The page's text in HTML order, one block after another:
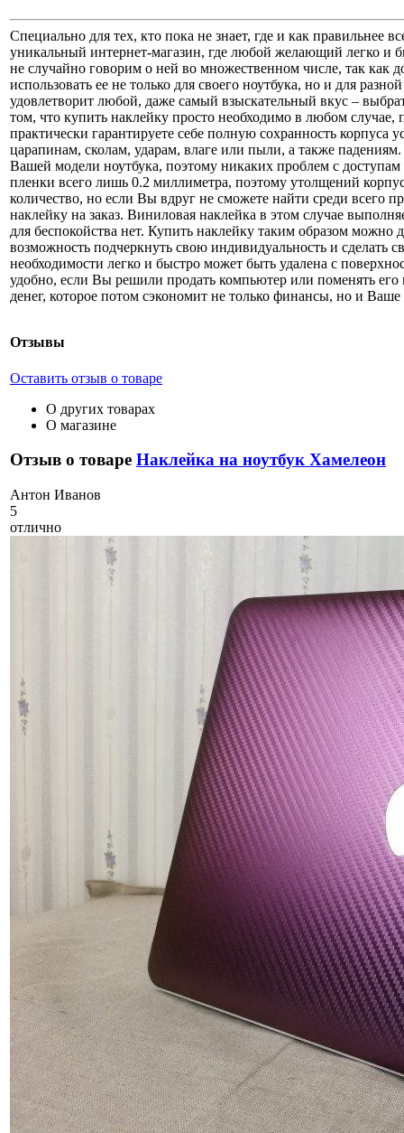
Специально для тех, кто пока не знает, где и как правильнее
уникальный интернет-магазин, где любой желающий легко и
не случайно говорим о ней во множественном числе, так как
использовать ее не только для своего ноутбука, но и для
удовлетворит любой, даже самый взыскательный вкус –
том, что купить наклейку просто необходимо в любом
практически гарантируете себе полную сохранность
царапинам, сколам, ударам, влаге или пыли, а также
Вашей модели ноутбука, поэтому никаких проблем с
пленки всего лишь 0.2 миллиметра, поэтому утолщений
количество, но если Вы вдруг не сможете найти среди всего
наклейку на заказ. Виниловая наклейка в этом случае
для беспокойства нет. Купить наклейку таким образом
возможность подчеркнуть свою индивидуальность и сделать
необходимости легко и быстро может быть удалена с
удобно, если Вы решили продать компьютер или поменять его
денег, которое потом сэкономит не только финансы, но и Ваше
Отзывы
Оставить отзыв о товаре
О других товарах
О магазине
Отзыв о товаре Наклейка на ноутбук Хамелеон
Антон Иванов
5
отлично